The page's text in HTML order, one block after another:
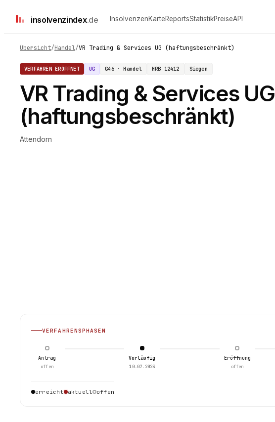
insolvenzindex.de InsolvenzenKarteReportsStatistikPreiseAPI
Übersicht/Handel/VR Trading & Services UG (haftungsbeschränkt)
VERFAHREN ERÖFFNET UG G46 · Handel HRB 12412 Siegen
VR Trading & Services UG
(haftungsbeschränkt)
Attendorn
VERFAHRENSPHASEN
Antrag
offen
Vorläufig
10.07.2023
Eröffnung
offen
erreicht aktuell offen